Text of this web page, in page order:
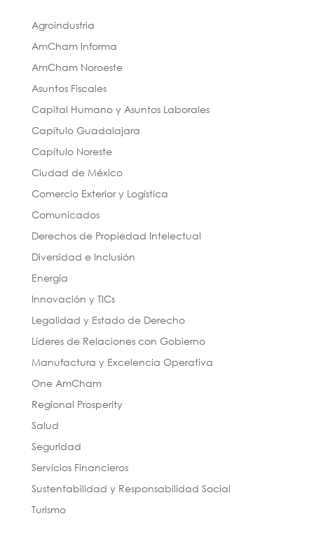
Agroindustria
AmCham Informa
AmCham Noroeste
Asuntos Fiscales
Capital Humano y Asuntos Laborales
Capítulo Guadalajara
Capítulo Noreste
Ciudad de México
Comercio Exterior y Logística
Comunicados
Derechos de Propiedad Intelectual
Diversidad e Inclusión
Energía
Innovación y TICs
Legalidad y Estado de Derecho
Líderes de Relaciones con Gobierno
Manufactura y Excelencia Operativa
One AmCham
Regional Prosperity
Salud
Seguridad
Servicios Financieros
Sustentabilidad y Responsabilidad Social
Turismo